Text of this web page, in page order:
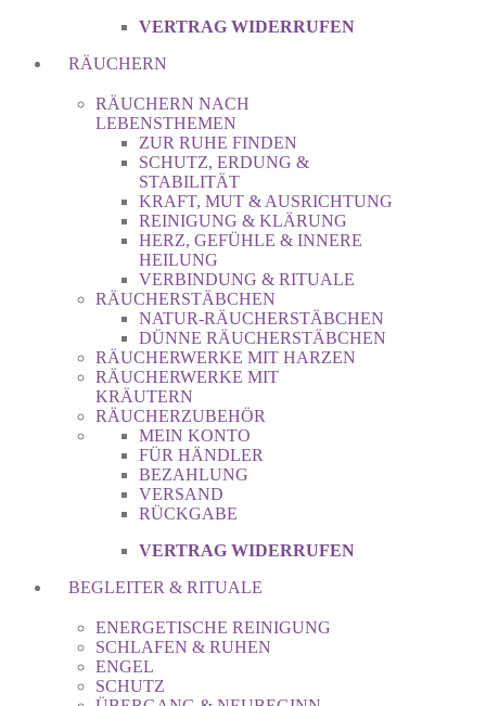
VERTRAG WIDERRUFEN
RÄUCHERN
RÄUCHERN NACH
LEBENSTHEMEN
ZUR RUHE FINDEN
SCHUTZ, ERDUNG &
STABILITÄT
KRAFT, MUT & AUSRICHTUNG
REINIGUNG & KLÄRUNG
HERZ, GEFÜHLE & INNERE
HEILUNG
VERBINDUNG & RITUALE
RÄUCHERSTÄBCHEN
NATUR-RÄUCHERSTÄBCHEN
DÜNNE RÄUCHERSTÄBCHEN
RÄUCHERWERKE MIT HARZEN
RÄUCHERWERKE MIT
KRÄUTERN
RÄUCHERZUBEHÖR
MEIN KONTO
FÜR HÄNDLER
BEZAHLUNG
VERSAND
RÜCKGABE
VERTRAG WIDERRUFEN
BEGLEITER & RITUALE
ENERGETISCHE REINIGUNG
SCHLAFEN & RUHEN
ENGEL
SCHUTZ